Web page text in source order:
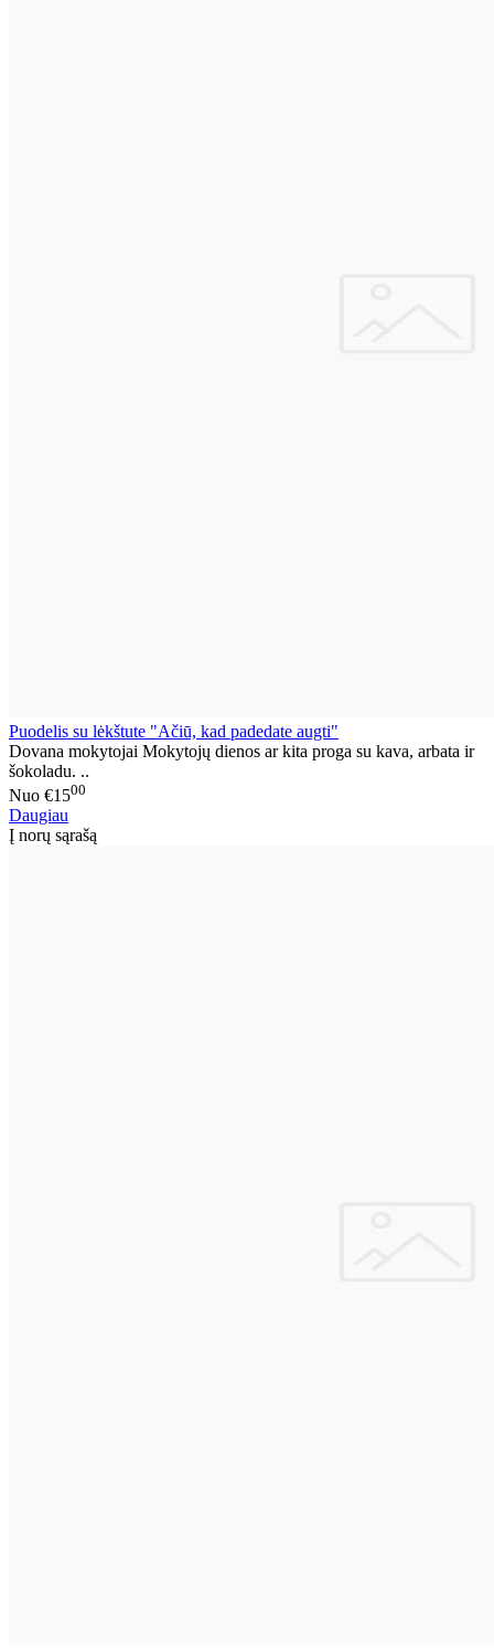
Puodelis su lėkštute "Ačiū, kad padedate augti"
Dovana mokytojai Mokytojų dienos ar kita proga su kava, arbata ir
šokoladu. ..
Nuo €1500
Daugiau
Į norų sąrašą